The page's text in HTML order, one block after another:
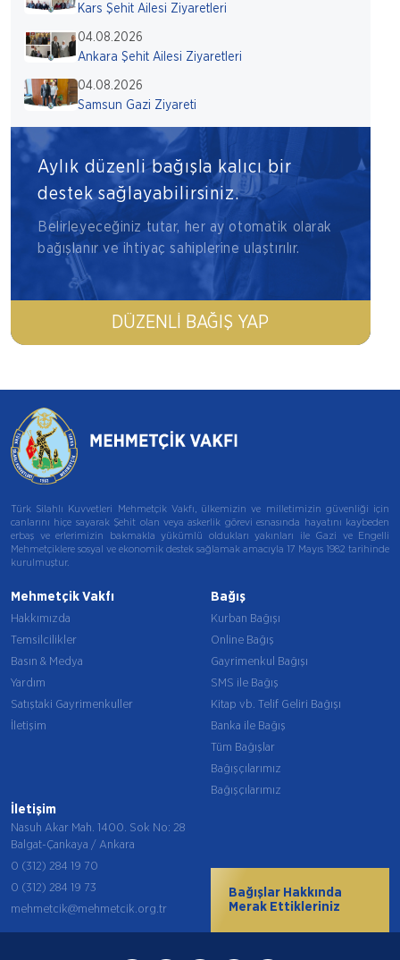
Kars Şehit Ailesi Ziyaretleri
04.08.2026
Ankara Şehit Ailesi Ziyaretleri
04.08.2026
Samsun Gazi Ziyareti
Aylık düzenli bağışla kalıcı bir
destek sağlayabilirsiniz.
Belirleyeceğiniz tutar, her ay otomatik olarak
bağışlanır ve ihtiyaç sahiplerine ulaştırılır.
DÜZENLI BAĞIŞ YAP
Türk Silahlı Kuvvetleri Mehmetçik Vakfı, ülkemizin ve milletimizin güvenliği için
canlarını hiçe sayarak Şehit olan veya askerlik görevi esnasında hayatını kaybeden
erbaş ve erlerimizin bakmakla yükümlü oldukları yakınları ile Gazi ve Engelli
Mehmetçiklere sosyal ve ekonomik destek sağlamak amacıyla 17 Mayıs 1982 tarihinde
kurulmuştur.
Mehmetçik Vakfı
Hakkımızda
Temsilcilikler
Basın & Medya
Yardım
Satıştaki Gayrimenkuller
İletişim
Bağış
Kurban Bağışı
Online Bağış
Gayrimenkul Bağışı
SMS ile Bağış
Kitap vb. Telif Geliri Bağışı
Banka ile Bağış
Tüm Bağışlar
Bağışçılarımız
Bağışçılarımız
İletişim
Nasuh Akar Mah. 1400. Sok No: 28
Balgat-Çankaya / Ankara
0 (312) 284 19 70
0 (312) 284 19 73
mehmetcik@mehmetcik.org.tr
Bağışlar Hakkında
Merak Ettikleriniz